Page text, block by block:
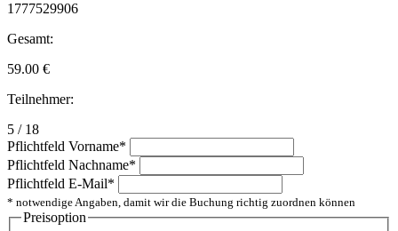
1777529906
Gesamt:
59.00 €
Teilnehmer:
5 / 18
Pflichtfeld Vorname*
Pflichtfeld Nachname*
Pflichtfeld E-Mail*
* notwendige Angaben, damit wir die Buchung richtig zuordnen können
Preisoption